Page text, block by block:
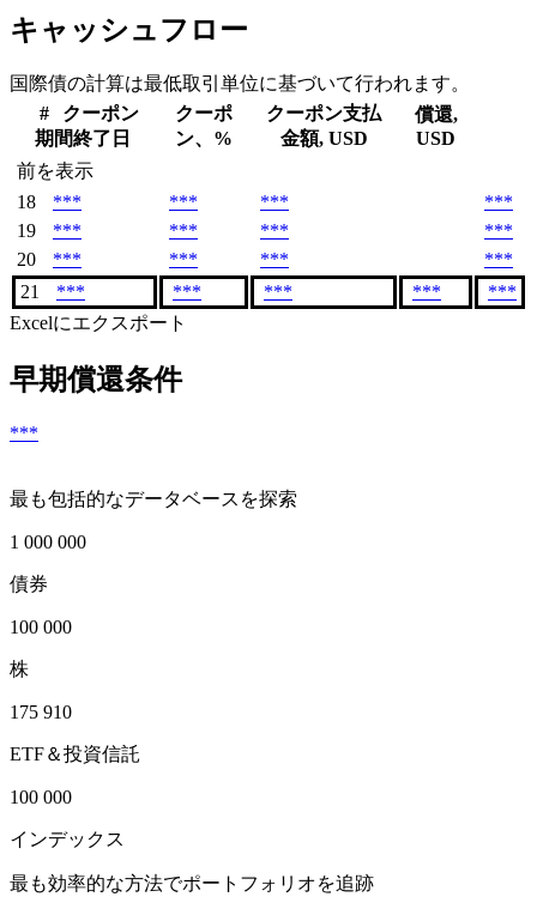
キャッシュフロー
国際債の計算は最低取引単位に基づいて行われます。
#
クーポン
期間終了日
クーポ
ン、%
クーポン支払
金額, USD
償還,
USD
前を表示
18
*** *** ***
***
19
*** *** ***
***
20
*** *** ***
***
21
*** *** *** ***
***
Excelにエクスポート
早期償還条件
***
最も包括的なデータベースを探索
1 000 000
債券
100 000
株
175 910
ETF＆投資信託
100 000
インデックス
最も効率的な方法でポートフォリオを追跡